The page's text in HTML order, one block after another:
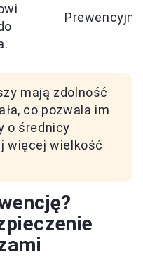
Prewencyjna
mają zdolność
co pozwala im
o średnicy
więcej wielkość